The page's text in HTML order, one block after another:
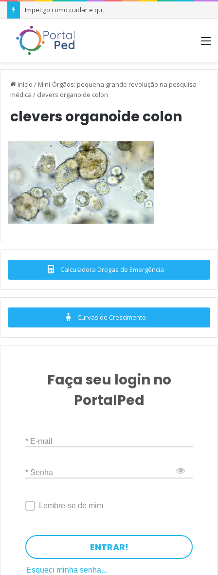
Impetigo como cuidar e quando se preocupar
Início / Mini-Órgãos: pequena grande revolução na pesquisa
médica / clevers organoide colon
clevers organoide colon
Calculadora Drogas de Emergência
Curvas de Crescimento
Faça seu login no
PortalPed
* E-mail
* Senha
Lembre-se de mim
ENTRAR!
Esqueci minha senha...